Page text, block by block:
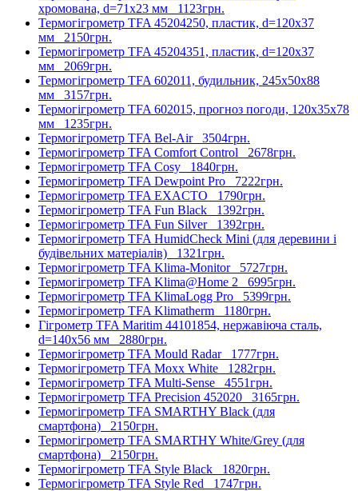
хромована, d=71х23 мм 1123грн.
Термогігрометр TFA 45204250, пластик, d=120х37
мм 2150грн.
Термогігрометр TFA 45204351, пластик, d=120х37
мм 2069грн.
Термогігрометр TFA 602011, будильник, 245x50x88
мм 3157грн.
Термогігрометр TFA 602015, прогноз погоди, 120x35x78
мм 1235грн.
Термогігрометр TFA Bel-Air 3504грн.
Термогігрометр TFA Comfort Control 2678грн.
Термогігрометр TFA Cosy 1840грн.
Термогігрометр TFA Dewpoint Pro 7222грн.
Термогігрометр TFA EXACTO 1790грн.
Термогігрометр TFA Fun Black 1392грн.
Термогігрометр TFA Fun Silver 1392грн.
Термогігрометр TFA HumidCheck Mini (для деревини і
будівельних матеріалів) 1321грн.
Термогігрометр TFA Klima-Monitor 5727грн.
Термогігрометр TFA Klima@Home 2 6995грн.
Термогігрометр TFA KlimaLogg Pro 5399грн.
Термогігрометр TFA Klimatherm 1180грн.
Гігрометр TFA Maritim 44101854, нержавіюча сталь,
d=140х56 мм 2880грн.
Термогігрометр TFA Mould Radar 1777грн.
Термогігрометр TFA Moxx White 1282грн.
Термогігрометр TFA Multi-Sense 4551грн.
Термогігрометр TFA Precision 452020 3165грн.
Термогігрометр TFA SMARTHY Black (для
смартфона) 2150грн.
Термогігрометр TFA SMARTHY White/Grey (для
смартфона) 2150грн.
Термогігрометр TFA Style Black 1820грн.
Термогігрометр TFA Style Red 1747грн.